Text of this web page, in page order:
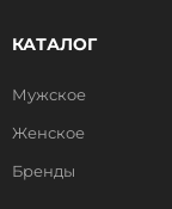
КАТАЛОГ
Мужское
Женское
Бренды